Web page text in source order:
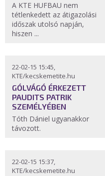
A KTE HUFBAU nem
tétlenkedett az átigazolási
időszak utolsó napján,
hiszen ...
22-02-15 15:45,
KTE/kecskemetite.hu
GÓLVÁGÓ ÉRKEZETT
PAUDITS PATRIK
SZEMÉLYÉBEN
Tóth Dániel ugyanakkor
távozott.
22-02-15 15:37,
KTE/kecskemetite.hu